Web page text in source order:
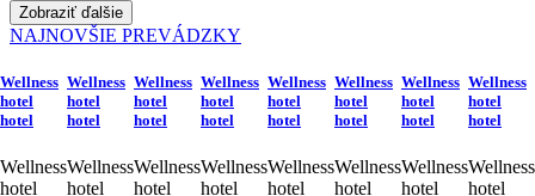
Zobraziť ďalšie
NAJNOVŠIE PREVÁDZKY
Wellness
hotel
hotel
Wellness
hotel
Wellness
hotel
hotel
Wellness
hotel
Wellness
hotel
hotel
Wellness
hotel
Wellness
hotel
hotel
Wellness
hotel
Wellness
hotel
hotel
Wellness
hotel
Wellness
hotel
hotel
Wellness
hotel
Wellness
hotel
hotel
Wellness
hotel
Wellness
hotel
hotel
Wellness
hotel